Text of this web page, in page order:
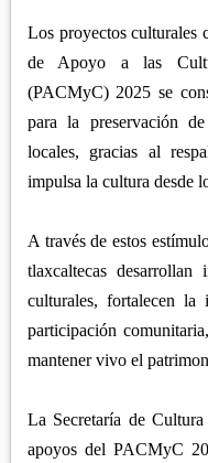
XALOZTOC
CHIAUTEMPAN
PANOTLA
SAN PABLO DEL MONTE
REGIÓN PONIENTE
CALPULALPAN
HUEYOTLIPAN
NANACAMILPA
Los proyectos culturales
de Apoyo a las
(PACMyC) 2025 se
para la preservación
locales, gracias al
impulsa la cultura desde
A través de estos
tlaxcaltecas desarrollan
culturales, fortalecen la
participación
mantener vivo el
La Secretaría de
apoyos del PACMyC